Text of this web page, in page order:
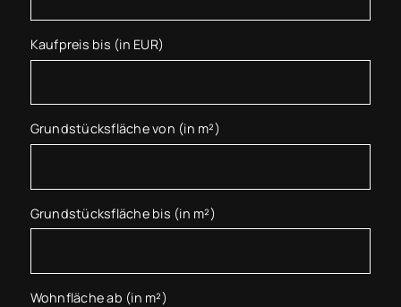
Kaufpreis bis (in EUR)
Grundstücksfläche von (in m²)
Grundstücksfläche bis (in m²)
Wohnfläche ab (in m²)